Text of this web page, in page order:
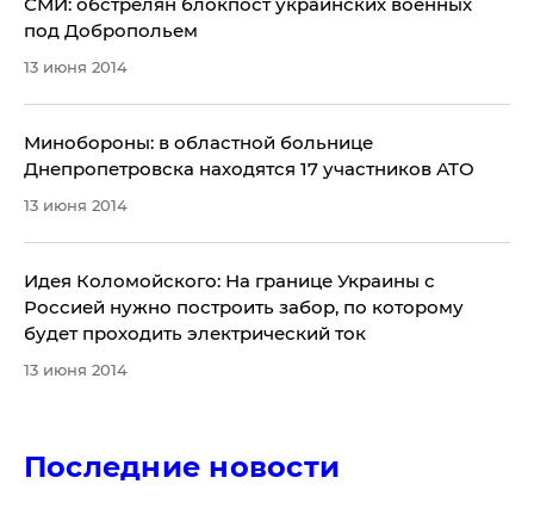
под Добропольем
13 июня 2014
​Минобороны: в областной больнице
Днепропетровска находятся 17 участников АТО
13 июня 2014
Идея Коломойского: На границе Украины с
Россией нужно построить забор, по которому
будет проходить электрический ток
13 июня 2014
Последние новости